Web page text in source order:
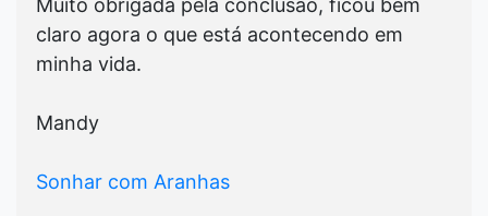
Muito obrigada pela conclusão, ficou bem
claro agora o que está acontecendo em
minha vida.
Mandy
Sonhar com Aranhas